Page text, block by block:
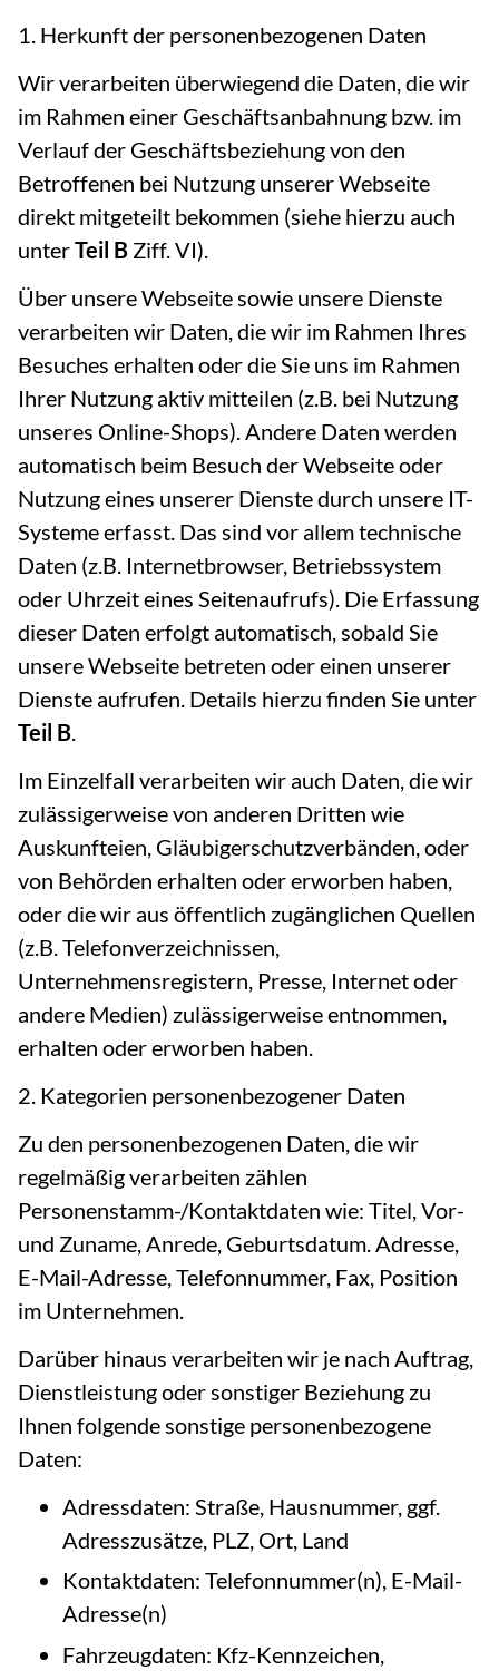
1. Herkunft der personenbezogenen Daten
Wir verarbeiten überwiegend die Daten, die wir
im Rahmen einer Geschäftsanbahnung bzw. im
Verlauf der Geschäftsbeziehung von den
Betroffenen bei Nutzung unserer Webseite
direkt mitgeteilt bekommen (siehe hierzu auch
unterTeil B Ziff. VI).
Über unsere Webseite sowie unsere Dienste
verarbeiten wir Daten, die wir im Rahmen Ihres
Besuches erhalten oder die Sie uns im Rahmen
Ihrer Nutzung aktiv mitteilen (z.B. bei Nutzung
unseres Online-Shops). Andere Daten werden
automatisch beim Besuch der Webseite oder
Nutzung eines unserer Dienste durch unsere IT-
Systeme erfasst. Das sind vor allem technische
Daten (z.B. Internetbrowser, Betriebssystem
oder Uhrzeit eines Seitenaufrufs). Die Erfassung
dieser Daten erfolgt automatisch, sobald Sie
unsere Webseite betreten oder einen unserer
Dienste aufrufen. Details hierzu finden Sie unter
Teil B.
Im Einzelfall verarbeiten wir auch Daten, die wir
zulässigerweise von anderen Dritten wie
Auskunfteien, Gläubigerschutzverbänden, oder
von Behörden erhalten oder erworben haben,
oder die wir aus öffentlich zugänglichen Quellen
(z.B. Telefonverzeichnissen,
Unternehmensregistern, Presse, Internet oder
andere Medien) zulässigerweise entnommen,
erhalten oder erworben haben.
2. Kategorien personenbezogener Daten
Zu den personenbezogenen Daten, die wir
regelmäßig verarbeiten zählen
Personenstamm-/Kontaktdaten wie: Titel, Vor-
und Zuname, Anrede, Geburtsdatum. Adresse,
E-Mail-Adresse, Telefonnummer, Fax, Position
im Unternehmen.
Darüber hinaus verarbeiten wir je nach Auftrag,
Dienstleistung oder sonstiger Beziehung zu
Ihnen folgende sonstige personenbezogene
Daten:
Adressdaten: Straße, Hausnummer, ggf.
Adresszusätze, PLZ, Ort, Land
Kontaktdaten: Telefonnummer(n), E-Mail-
Adresse(n)
Fahrzeugdaten: Kfz-Kennzeichen,